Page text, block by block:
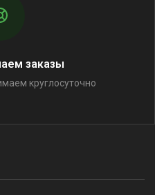
заказы
круглосуточно